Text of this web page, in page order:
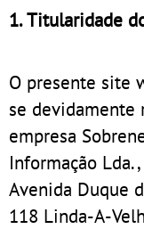
1. Titularidade
O presente site
se devidamente
empresa
Informação
Avenida Duque
118 Linda-A-